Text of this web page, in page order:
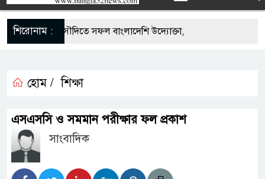
শিরোনাম :
এর সুযোগে সৌদিতে সফল বাংলাদেশি উদ্যোক্তা,
মাছে মিলল মাইক্রোপ্লাস্টিক, বেশি কই মাছে
ব্যবসায়িক অগ্রযাত্রায় নতুন অধ্যায়
স্থিতিশীল সরকার,প্রবাসীদের বিনিয়োগের এখনই
হোম / শিক্ষা
এসএসসি ও সমমান পরীক্ষার ফল প্রকাশ
সাংবাদিক